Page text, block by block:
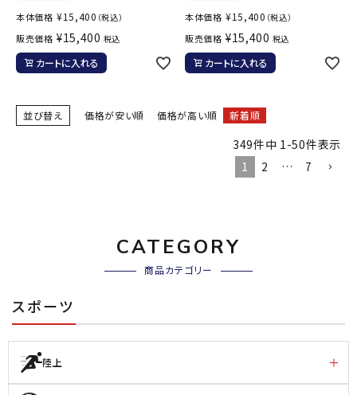
本体価格 ¥15,400 （税込）
販売価格 ¥15,400 税込
カートに入れる
本体価格 ¥15,400 （税込）
販売価格 ¥15,400 税込
カートに入れる
並び替え 価格が安い順 価格が高い順 新着順
349件中 1 -50件表示
1
2 … 7
CATEGORY
商品カテゴリー
スポーツ
陸上